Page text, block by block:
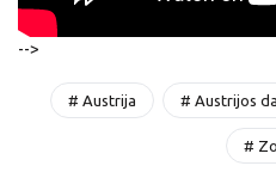
-->
# Austrija # Austrijos
#